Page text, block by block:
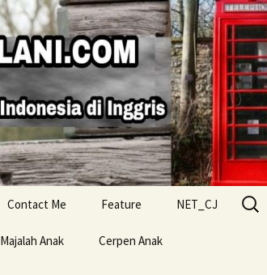
Contact Me Feature NET_CJ
Majalah Anak Cerpen Anak
Search
for: